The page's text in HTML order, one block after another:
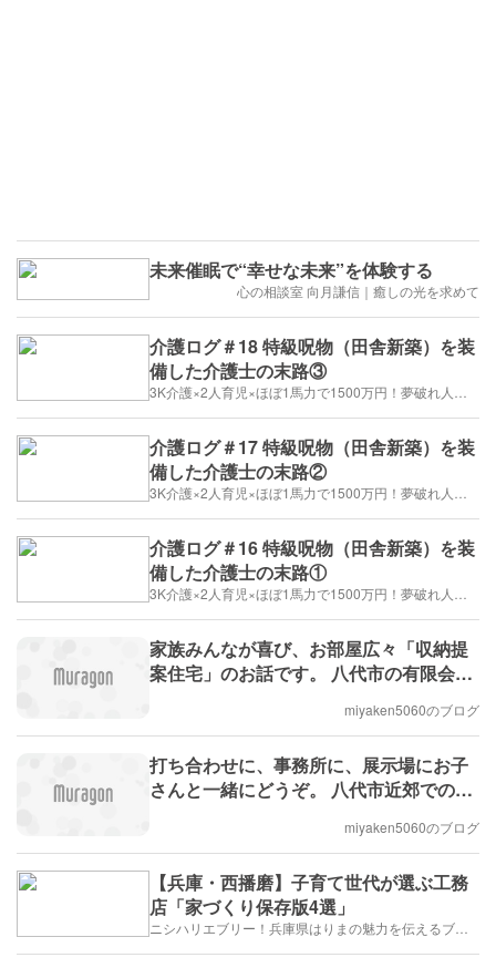
未来催眠で“幸せな未来”を体験する
心の相談室 向月謙信｜癒しの光を求めて
介護ログ＃18 特級呪物（田舎新築）を装
備した介護士の末路③
介護ログ＃17 特級呪物（田舎新築）を装
備した介護士の末路②
介護ログ＃16 特級呪物（田舎新築）を装
備した介護士の末路①
家族みんなが喜び、お部屋広々「収納提
案住宅」のお話です。 八代市の有限会社
miyaken5060のブログ
打ち合わせに、事務所に、展示場にお子
さんと一緒にどうぞ。 八代市近郊での住
miyaken5060のブログ
【兵庫・西播磨】子育て世代が選ぶ工務
店「家づくり保存版4選」